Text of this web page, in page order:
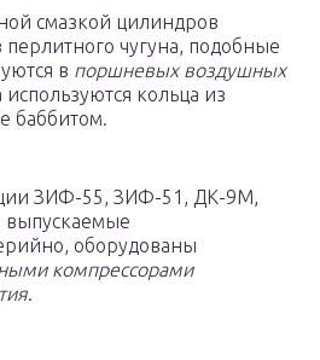
смазкой цилиндров
чугуна, подобные
в поршневых воздушных
используются кольца из
баббитом.
ЗИФ-55, ЗИФ-51, ДК-9М,
выпускаемые
оборудованы
компрессорами
.